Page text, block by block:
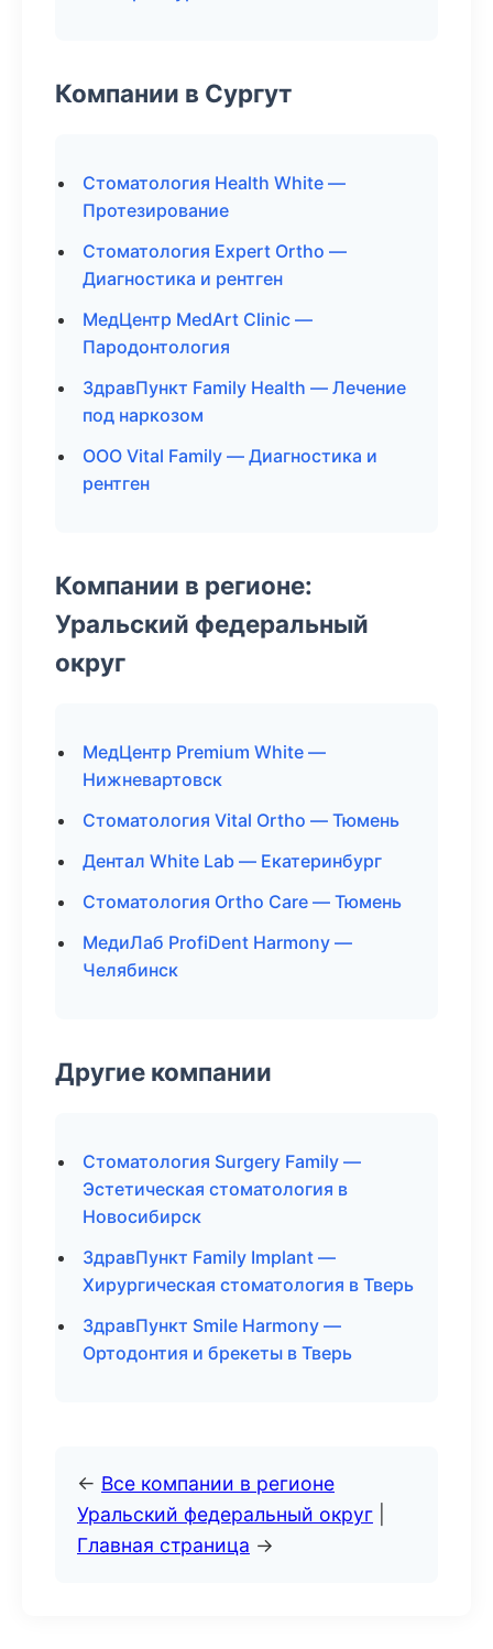
Компании в Сургут
Стоматология Health White —
Протезирование
Стоматология Expert Ortho —
Диагностика и рентген
МедЦентр MedArt Clinic —
Пародонтология
ЗдравПункт Family Health — Лечение
под наркозом
ООО Vital Family — Диагностика и
рентген
Компании в регионе:
Уральский федеральный
округ
МедЦентр Premium White —
Нижневартовск
Стоматология Vital Ortho — Тюмень
Дентал White Lab — Екатеринбург
Стоматология Ortho Care — Тюмень
МедиЛаб ProfiDent Harmony —
Челябинск
Другие компании
Стоматология Surgery Family —
Эстетическая стоматология в
Новосибирск
ЗдравПункт Family Implant —
Хирургическая стоматология в Тверь
ЗдравПункт Smile Harmony —
Ортодонтия и брекеты в Тверь
← Все компании в регионе
Уральский федеральный округ
Главная страница →